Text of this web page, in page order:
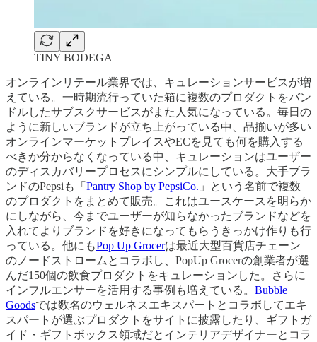
TINY BODEGA
オンラインリテール業界では、キュレーションサービスが増
えている。一時期流行っていた箱に複数のプロダクトをバン
ドルしたサブスクサービスがまた人気になっている。毎日の
ように新しいブランドが立ち上がっている中、品揃いが多い
オンラインマーケットプレイスやECを見ても何を購入する
べきか分からなくなっている中、キュレーションはユーザー
のディスカバリープロセスにシンプルにしている。大手ブラ
ンドのPepsiも「 Pantry Shop by PepsiCo. 」という名前で複数
のプロダクトをまとめて販売。これはユースケースを明らか
にしながら、今までユーザーが知らなかったブランドなどを
入れてよりブランドを好きになってもらうきっかけ作りも行
っている。他にもPop Up Grocerは最近大型百貨店チェーン
のノードストロームとコラボし、PopUp Grocerの創業者が選
んだ150個の飲食プロダクトをキュレーションした。さらに
インフルエンサーを活用する事例も増えている。 Bubble
Goodsでは数名のウェルネスエキスパートとコラボしてエキ
スパートが選ぶプロダクトをサイトに披露したり、ギフトガ
イド・ギフトボックス領域だとインテリアデザイナーとコラ